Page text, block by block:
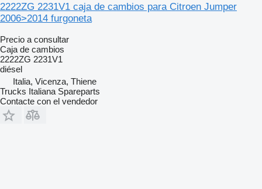
2222ZG 2231V1 caja de cambios para Citroen Jumper
2006>2014 furgoneta
Precio a consultar
Caja de cambios
2222ZG 2231V1
diésel
Italia, Vicenza, Thiene
Trucks Italiana Spareparts
Contacte con el vendedor